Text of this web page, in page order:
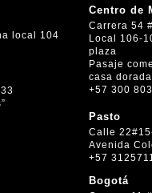
local 104
Centro de
Carrera 54
Local 106-
plaza
Pasaje
casa dorada
+57 300
Pasto
Calle
Avenida
+57
Bogotá